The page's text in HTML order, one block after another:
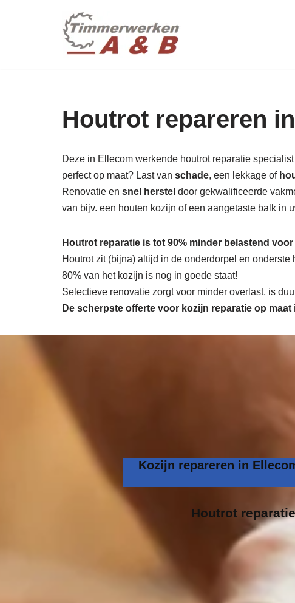
Houtrot repareren
Deze in Ellecom werkende houtrot reparatie
perfect op maat? Last van schade, een lekkage of
Renovatie en snel herstel door gekwalificeerde
van bijv. een houten kozijn of een aangetaste balk in
Houtrot reparatie is tot 90% minder belastend
Houtrot zit (bijna) altijd in de onderdorpel en
80% van het kozijn is nog in goede staat!
Selectieve renovatie zorgt voor minder overlast, is
De scherpste offerte voor kozijn reparatie op
Kozijn repareren in
Houtrot